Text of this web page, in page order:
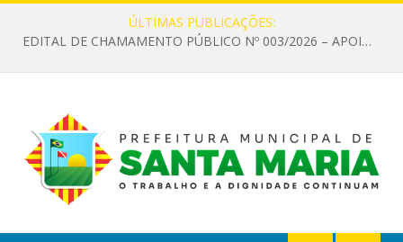
ÚLTIMAS PUBLICAÇÕES:
EDITAL DE CHAMAMENTO PÚBLICO Nº 003/2026 – APOIO À INFRAESTRUTURA CULTURAL